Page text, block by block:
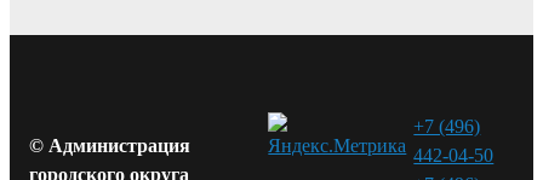
© Администрация
городского округа
+7 (496)
442-04-50